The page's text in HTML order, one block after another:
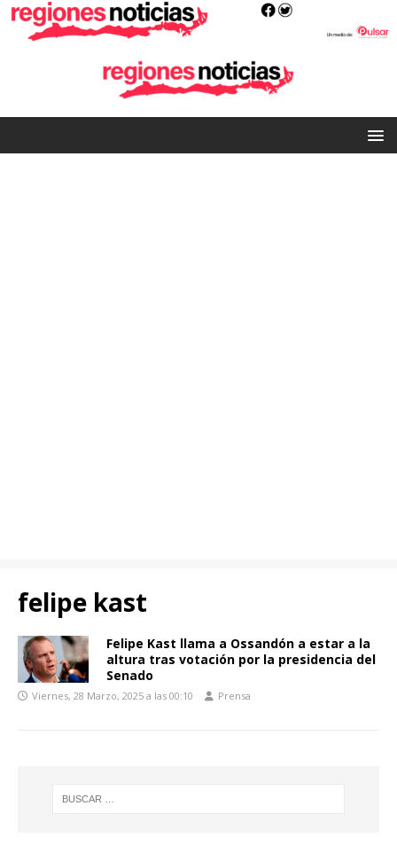
felipe kast
Felipe Kast llama a Ossandón a estar a la
altura tras votación por la presidencia del
Senado
Viernes, 28 Marzo, 2025 a las 00:10 Prensa